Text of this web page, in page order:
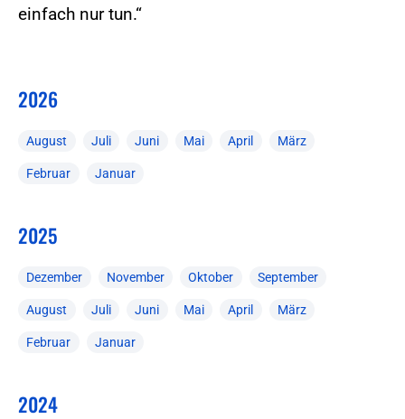
einfach nur tun.“
2026
August Juli Juni Mai April März
Februar Januar
2025
Dezember November Oktober September
August Juli Juni Mai April März
Februar Januar
2024